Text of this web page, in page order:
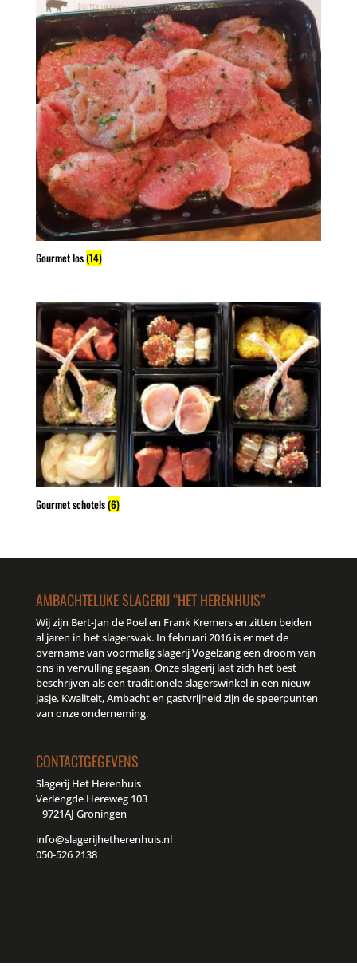
Gourmet los(14)
Gourmet schotels(6)
AMBACHTELIJKE SLAGERIJ “HET HERENHUIS”
Wij zijn Bert-Jan de Poel en Frank Kremers en zitten beiden
al jaren in het slagersvak. In februari 2016 is er met de
overname van voormalig slagerij Vogelzang een droom van
ons in vervulling gegaan. Onze slagerij laat zich het best
beschrijven als een traditionele slagerswinkel in een nieuw
jasje. Kwaliteit, Ambacht en gastvrijheid zijn de speerpunten
van onze onderneming.
CONTACTGEGEVENS
Slagerij Het Herenhuis
Verlengde Hereweg 103
9721AJ Groningen
info@slagerijhetherenhuis.nl
050-526 2138